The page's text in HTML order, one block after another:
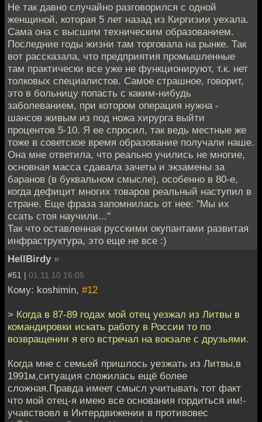
Не так давно случайно разговорился с одной
женщиной, которая 5 лет назад из Киргизии уехала.
Сама она с высшим техническим образованием.
Последние годы жизни там торговала на рынке. Так
вот рассказала, что предприятия промышленные
там практически все уже не функционируют, т.к. нет
толковых специалистов. Самое страшное, говорит,
это в больницу попасть с каким-нибудь
заболеванием, при котором операция нужна -
шансов живым из под ножа хирурга выйти
процентов 5-10. Я ее спросил, так ведь местные же
тоже в советское время образование получали наше.
Она мне ответила, что реально учились не многие,
основная масса сдавала зачеты и экзамены за
баранов (в буквальном смысле), особенно в 80-е,
когда дефицит многих товаров реальный наступил в
стране. Еще фраза запомнилась от нее: "Мы их
ссать стоя научили..."
Так что оставленная русскими окупантами развитая
инфраструктура, это еще не все :)
HellBirdy »
#51 | 01.11.10 16:05
Кому: koshimin, #12
> Когда в 87-89 годах мой отец уезжал из Литвы в
командировки искать работу в России то по
возвращении я его встречал на вокзале с друзьями.
Когда мне с семьей пришлось уезжать из Литвы,в
1991м,ситуация сложилась ещё более
сложная.Правда имеет смысл учитывать тот факт
что мой отец-я имею все основания гордиться им!-
учавствовл в Интердвижении в противовес